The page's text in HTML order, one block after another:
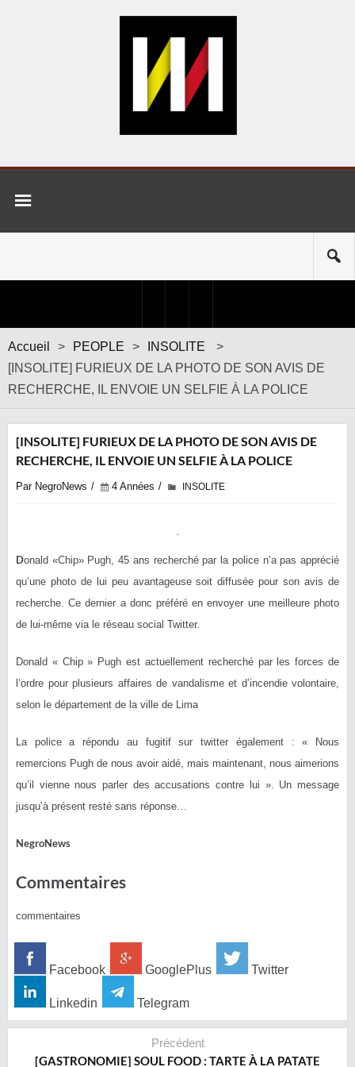
Accueil > PEOPLE > INSOLITE
>
[INSOLITE] FURIEUX DE LA PHOTO DE SON AVIS DE
RECHERCHE, IL ENVOIE UN SELFIE À LA POLICE
[INSOLITE] FURIEUX DE LA PHOTO DE SON AVIS DE
RECHERCHE, IL ENVOIE UN SELFIE À LA POLICE
Par NegroNews 4 Années INSOLITE
Donald «Chip» Pugh, 45 ans recherché par la police n’a pas apprécié
qu’une photo de lui peu avantageuse soit diffusée pour son avis de
recherche. Ce dernier a donc préféré en envoyer une meilleure photo
de lui-même via le réseau social Twitter.
Donald « Chip » Pugh est actuellement recherché par les forces de
l’ordre pour plusieurs affaires de vandalisme et d’incendie volontaire,
selon le département de la ville de Lima
La police a répondu au fugitif sur twitter également : « Nous
remercions Pugh de nous avoir aidé, mais maintenant, nous aimerions
qu’il vienne nous parler des accusations contre lui ». Un message
jusqu’à présent resté sans réponse…
NegroNews
Commentaires
commentaires
Facebook GooglePlus Twitter
Linkedin Telegram
Précédent
[GASTRONOMIE] SOUL FOOD : TARTE À LA PATATE